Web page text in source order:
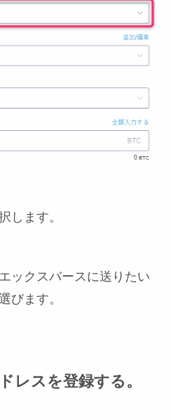
します。
ックスバースに送りたい
びます。
レスを登録する。